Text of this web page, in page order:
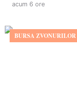
acum 6 ore
BURSA ZVONURILOR